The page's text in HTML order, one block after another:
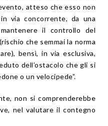
atteso che esso non
via concorrente, da una
il controllo del
che semmai la norma
bensì, in via esclusiva,
dell’ostacolo che gli si
o un velocipede”.
non si comprenderebbe
nel valutare il contegno